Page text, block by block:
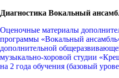
Диагностика Вокальный
Оценочные материалы
программы «Вокальный
дополнительной
музыкально-хоровой студии
на 2 года обучения (базовый